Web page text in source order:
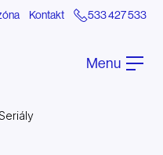
Kontakt 533 427 533
Menu